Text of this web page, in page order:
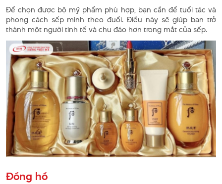
Để chọn được bộ mỹ phẩm phù hợp, bạn cần để tuổi tác và
phong cách sếp mình theo đuổi. Điều này sẽ giúp bạn trở
thành một người tinh tế và chu đáo hơn trong mắt của sếp.
Đồng hồ